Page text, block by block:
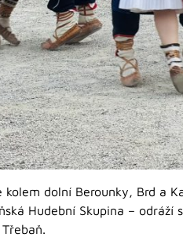
kolem dolní Berounky, Brd a
Hudební Skupina –